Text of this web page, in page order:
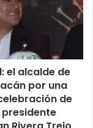
el alcalde de
por una
de
presidente